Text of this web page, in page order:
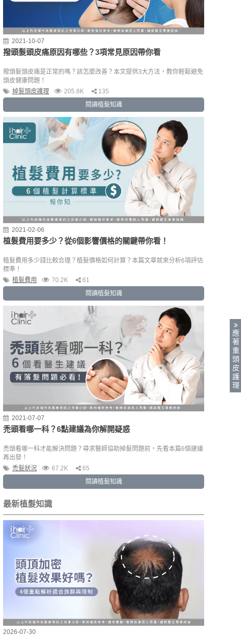
2021-10-07
撥頭髮頭皮痛原因有哪些？3項常見原因帶你看
撥頭髮頭皮痛是正常的嗎？該怎麼改善？本文提供3大方法，教你輕鬆避免
頭皮健康問題！
掉髮頭皮護理
205.8K
135
閱讀植髮知識
2021-02-06
植髮費用要多少？從6個影響價格的關鍵帶你看！
植髮費用多少錢比較合理？植髮價格如何計算？本篇文章就來分析6項評估
標準！
植髮費用
70.2K
61
閱讀植髮知識
2021-07-07
禿頭看哪一科？6點建議為你解開疑惑
禿頭看哪一科才能解決問題？尋求醫師協助掉髮問題前，先看本篇6個建議
再出發！
禿髮狀況
67.2K
65
閱讀植髮知識
最新植髮知識
2026-07-30
應
著
重
頭
皮
護
理